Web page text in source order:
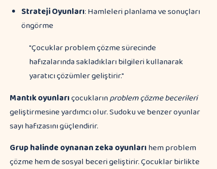
Strateji Oyunları: Hamleleri planlama ve sonuçları
öngörme
"Çocuklar problem çözme sürecinde
hafızalarında sakladıkları bilgileri kullanarak
yaratıcı çözümler geliştirir."
Mantık oyunlarıçocuklarınproblem çözme becerileri
geliştirmesine yardımcı olur. Sudoku ve benzer oyunlar
sayı hafızasını güçlendirir.
Grup halinde oynanan zeka oyunlarıhem problem
çözme hem de sosyal beceri geliştirir. Çocuklar birlikte